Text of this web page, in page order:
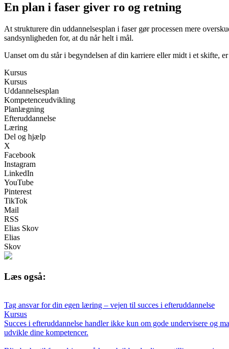
En plan i faser giver ro og retning
At strukturere din uddannelsesplan i faser gør processen mere
sandsynligheden for, at du når helt i mål.
Uanset om du står i begyndelsen af din karriere eller midt i et skifte,
Kursus
Kursus
Uddannelsesplan
Kompetenceudvikling
Planlægning
Efteruddannelse
Læring
Del og hjælp
X
Facebook
Instagram
LinkedIn
YouTube
Pinterest
TikTok
Mail
RSS
Elias Skov
Elias
Skov
Læs også:
Tag ansvar for din egen læring – vejen til succes i efteruddannelse
Kursus
Succes i efteruddannelse handler ikke kun om gode undervisere og
udvikle dine kompetencer.